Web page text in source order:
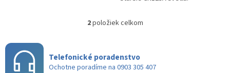
Li-ion 3 V • Button top • 1,5 A
O
á
d
2položiek celkom
Telefonické poradenstvo
Ochotne poradíme na 0903 305 407